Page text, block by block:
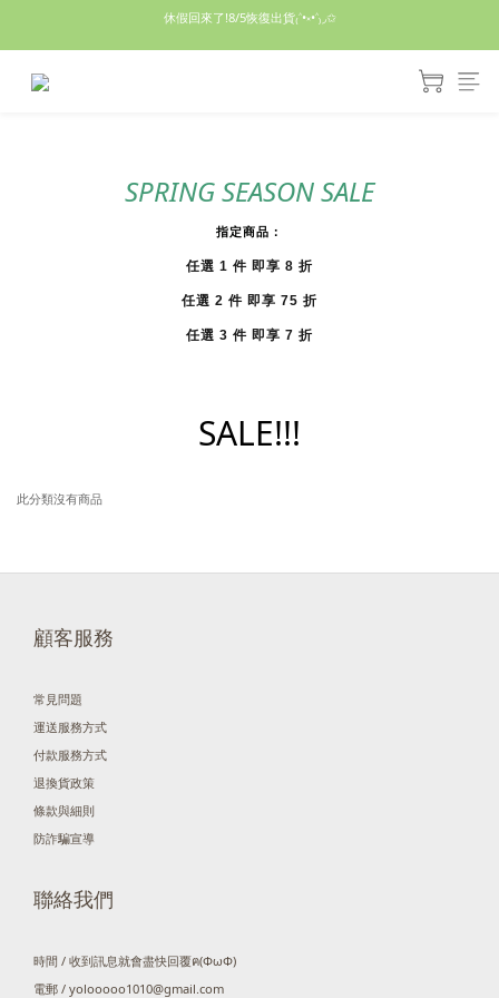
休假回來了!8/5恢復出貨₍˄•༝•˄₎◞✩
休假回來了!8/5恢復出貨₍˄•༝•˄₎◞✩
SPRING SEASON SALE
指定商品：
任選 1 件 即享 8 折
任選 2 件 即享 75 折
任選 3 件 即享 7 折
SALE!!!
此分類沒有商品
顧客服務
常見問題
運送服務方式
付款服務方式
退換貨政策
條款與細則
防詐騙宣導
聯絡我們
時間 / 收到訊息就會盡快回覆ฅ(ΦωΦ)
電郵 / yolooooo1010@gmail.com